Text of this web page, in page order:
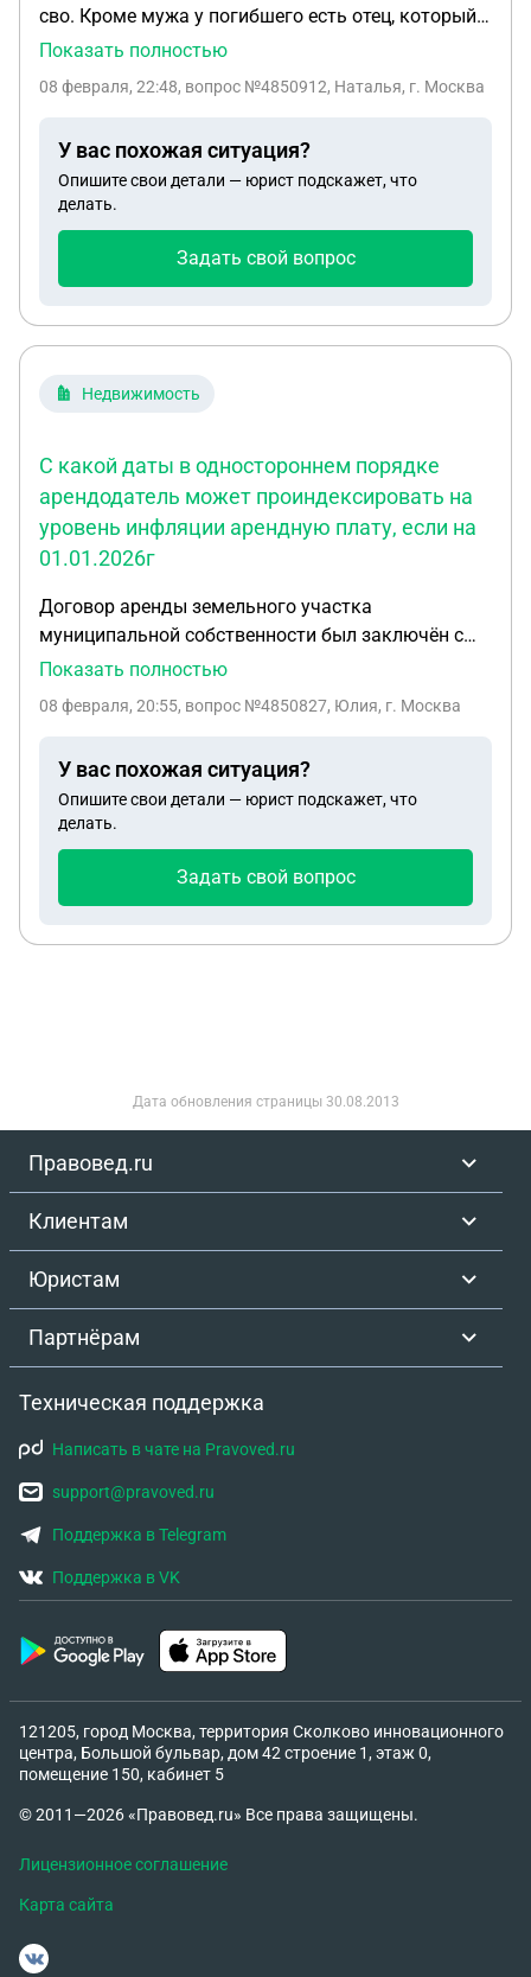
сво. Кроме мужа у погибшего есть отец, который
развелся с мамой , когда им были по 4 года и с
командир части, где погиб брат моего мужа в
каких либо выплатах, хотя муж все время
оплачивал долги по общей квартире, в которой
проживал брат, а отец вообще не учавствовал в
только отцу. Как в этом случае быть? Не
Показать полностью
08 февраля, 22:48, вопрос №4850912, Наталья, г. Москва
У вас похожая ситуация?
Опишите свои детали — юрист подскажет, что
делать.
Задать свой вопрос
Недвижимость
С какой даты в одностороннем порядке
арендодатель может проиндексировать на
уровень инфляции арендную плату, если на
01.01.2026г
Договор аренды земельного участка
муниципальной собственности был заключён с
01.03.2025г. Вопрос. С какой даты в
проиндексировать на уровень инфляции
действует 10 месяцев.
Показать полностью
08 февраля, 20:55, вопрос №4850827, Юлия, г. Москва
У вас похожая ситуация?
Опишите свои детали — юрист подскажет, что
делать.
Задать свой вопрос
Дата обновления страницы 30.08.2013
Правовед.ru
Клиентам
Юристам
Партнёрам
Техническая поддержка
Написать в чате на Pravoved.ru
support@pravoved.ru
Поддержка в Telegram
Поддержка в VK
121205, город Москва, территория Сколково инновационного
центра, Большой бульвар, дом 42 строение 1, этаж 0,
помещение 150, кабинет 5
© 2011—2026 «Правовед.ru» Все права защищены.
Лицензионное соглашение
Карта сайта